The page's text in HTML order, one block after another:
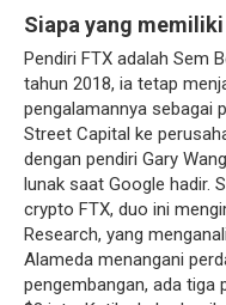
Siapa yang memiliki
Pendiri FTX adalah Sem
tahun 2018, ia tetap
pengalamannya sebagai
Street Capital ke
dengan pendiri Gary
lunak saat Google hadir.
crypto FTX, duo ini
Research, yang
Alameda menangani
pengembangan, ada tiga